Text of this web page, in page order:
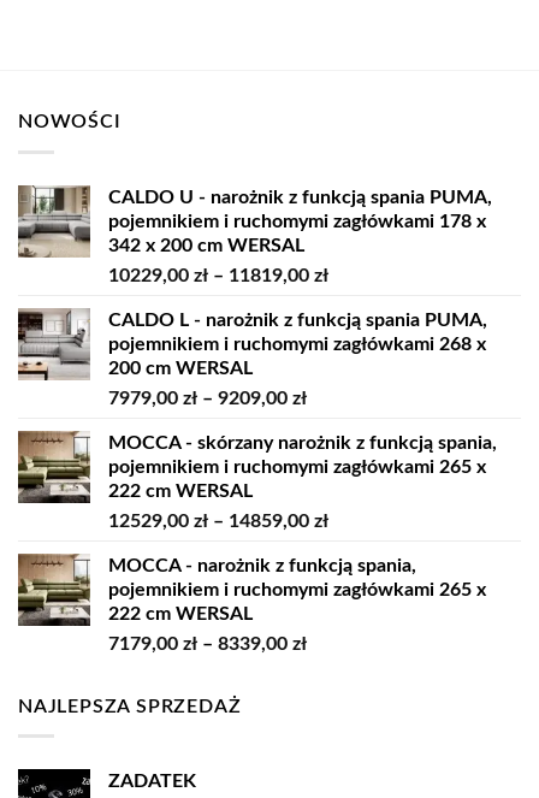
NOWOŚCI
CALDO U - narożnik z funkcją spania PUMA,
pojemnikiem i ruchomymi zagłówkami 178 x
342 x 200 cm WERSAL
10229,00 zł – 11819,00 złZakres
od
10229,00 zł
CALDO L - narożnik z funkcją spania PUMA,
pojemnikiem i ruchomymi zagłówkami 268 x
200 cm WERSAL
7979,00 zł – 9209,00 złZakres
od
7979,00 zł
9209,00 zł
MOCCA - skórzany narożnik z funkcją spania,
pojemnikiem i ruchomymi zagłówkami 265 x
222 cm WERSAL
12529,00 zł – 14859,00 złZakres
od
12529,00 zł
MOCCA - narożnik z funkcją spania,
pojemnikiem i ruchomymi zagłówkami 265 x
222 cm WERSAL
7179,00 zł – 8339,00 złZakres
NAJLEPSZA SPRZEDAŻ
ZADATEK